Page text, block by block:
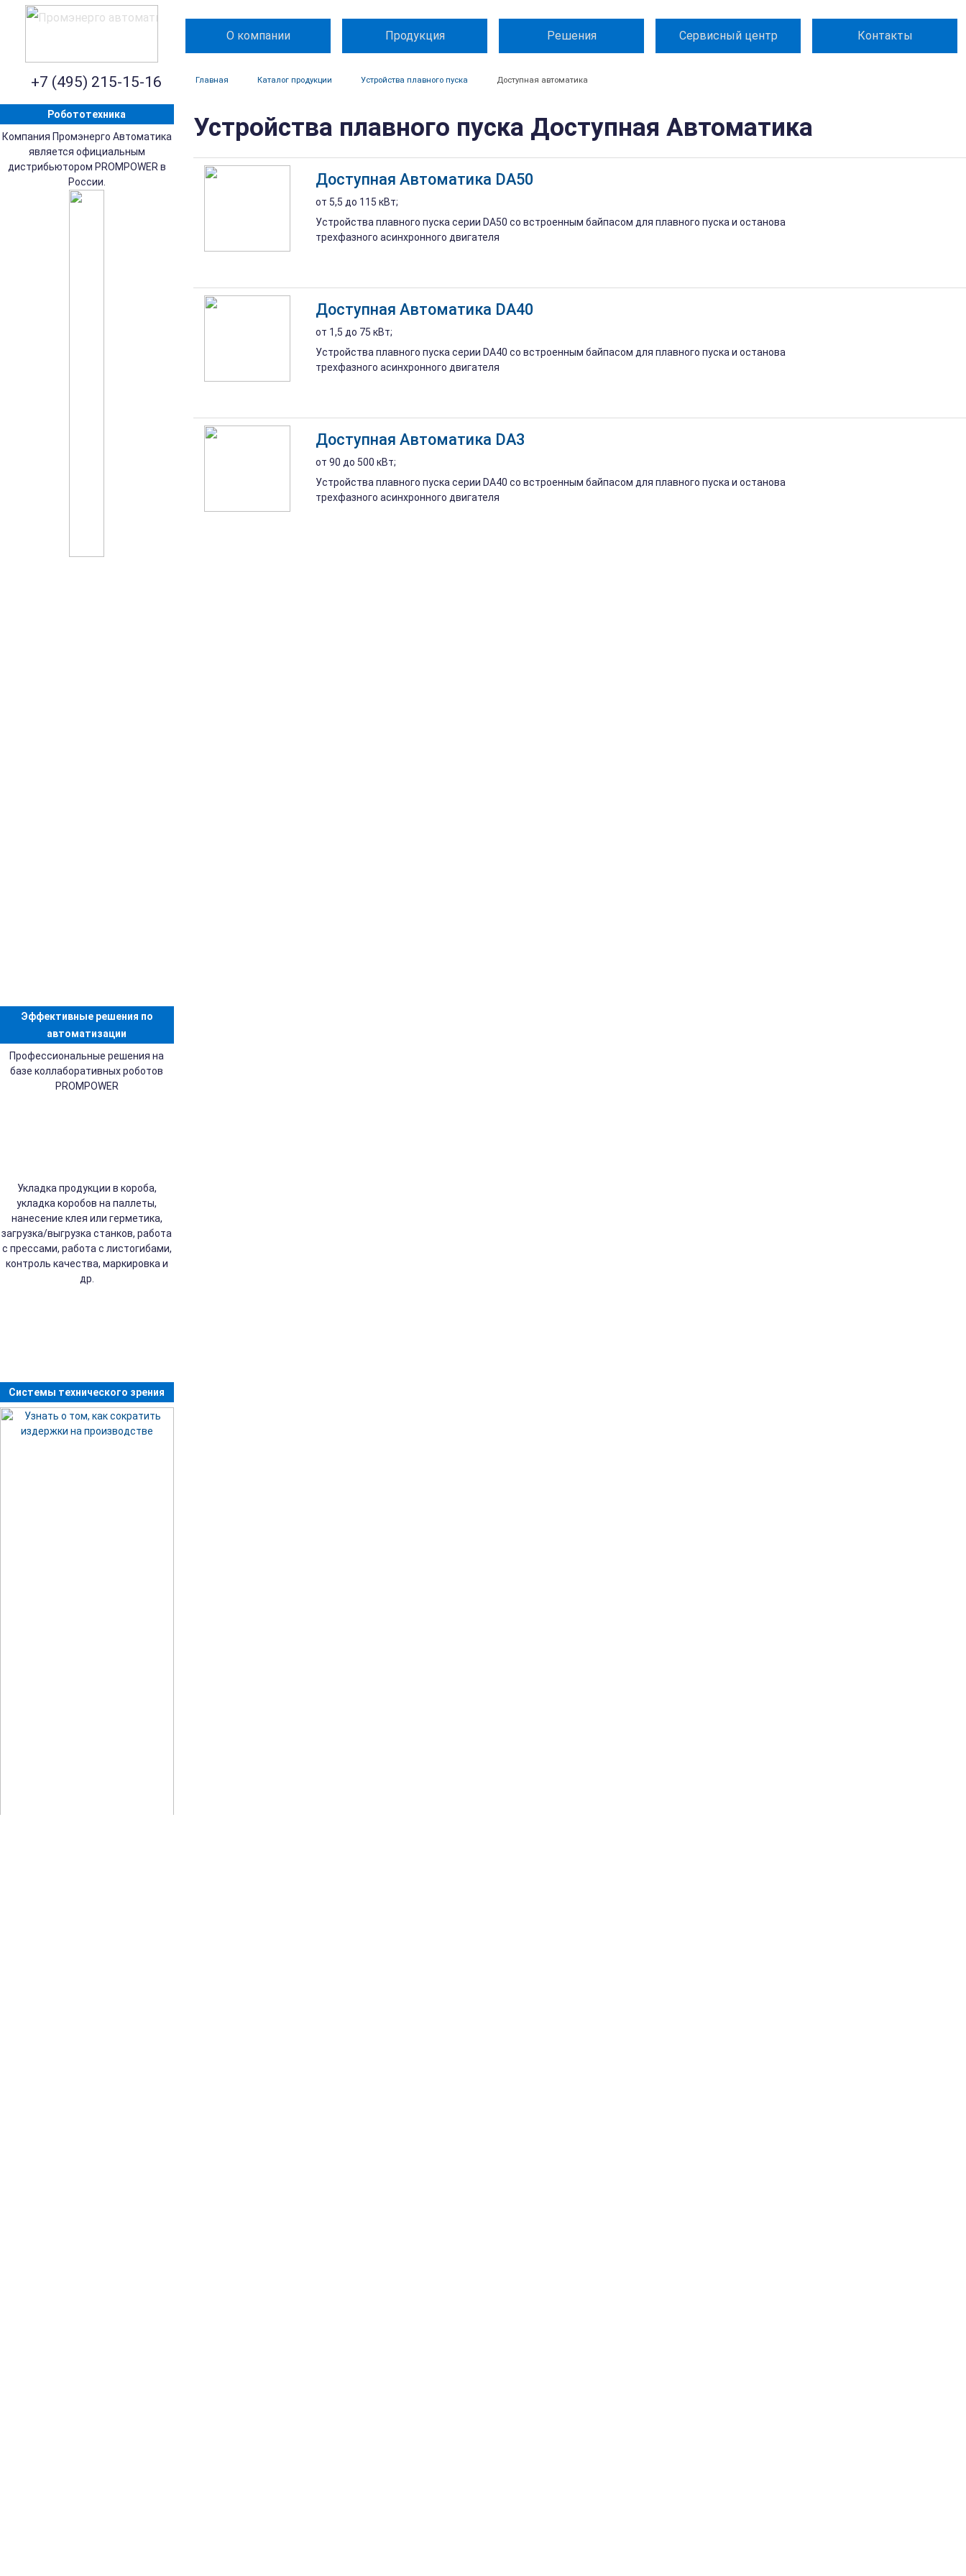
О компании Продукция Решения Сервисный центр Контакты
+7 (495) 215-15-16 Главная Каталог продукции Устройства плавного пуска Доступная автоматика
Робототехника
Компания Промэнерго Автоматика
является официальным
дистрибьютором PROMPOWER в
России.
Эффективные решения по
автоматизации
Профессиональные решения на
базе коллаборативных роботов
PROMPOWER
Укладка продукции в короба,
укладка коробов на паллеты,
нанесение клея или герметика,
загрузка/выгрузка станков, работа
с прессами, работа с листогибами,
контроль качества, маркировка и
др.
Системы технического зрения
Устройства плавного пуска Доступная Автоматика
Доступная Автоматика DA50
от 5,5 до 115 кВт;
Устройства плавного пуска серии DA50 со встроенным байпасом для плавного пуска и останова
трехфазного асинхронного двигателя
Доступная Автоматика DA40
от 1,5 до 75 кВт;
Устройства плавного пуска серии DA40 со встроенным байпасом для плавного пуска и останова
трехфазного асинхронного двигателя
Доступная Автоматика DA3
от 90 до 500 кВт;
Устройства плавного пуска серии DA40 со встроенным байпасом для плавного пуска и останова
трехфазного асинхронного двигателя